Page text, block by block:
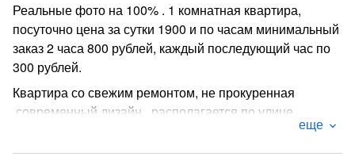
Реальные фото на 100% . 1 комнатная квартира,
посуточно цена за сутки 1900 и по часам минимальный
заказ 2 часа 800 рублей, каждый последующий час по
300 рублей.
Квартира со свежим ремонтом, не прокуренная
,современный дизайн , располагается по улице
Лазурная 1, вид с балкона позволит там увидеть город
с высоты птичьего полёта
еще